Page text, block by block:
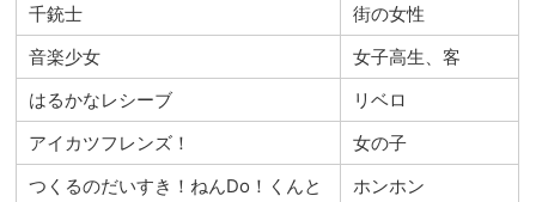
千銃士
街の女性
音楽少女
女子高生、客
はるかなレシーブ
リベロ
アイカツフレンズ！
女の子
つくるのだいすき！ねんDo！くんと
ホンホン